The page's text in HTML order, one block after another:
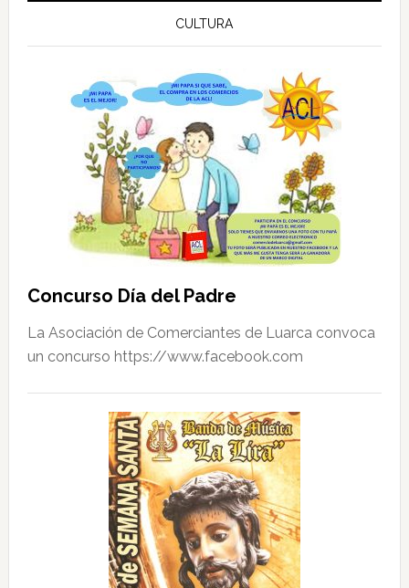
de
Galicia
CULTURA
Concurso Día del Padre
La Asociación de Comerciantes de ‪Luarca‬ convoca
un concurso https://www.facebook.com